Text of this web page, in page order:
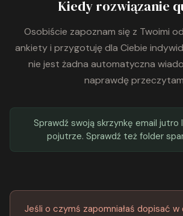
Kiedy rozwiązanie
Osobiście zapoznam się z Twoimi
ankiety i przygotuję dla Ciebie
nie jest żadna automatyczna
naprawdę
Sprawdź swoją skrzynkę email jutro
pojutrze. Sprawdź też folder
Jeśli o czymś zapomniałaś dopisać w